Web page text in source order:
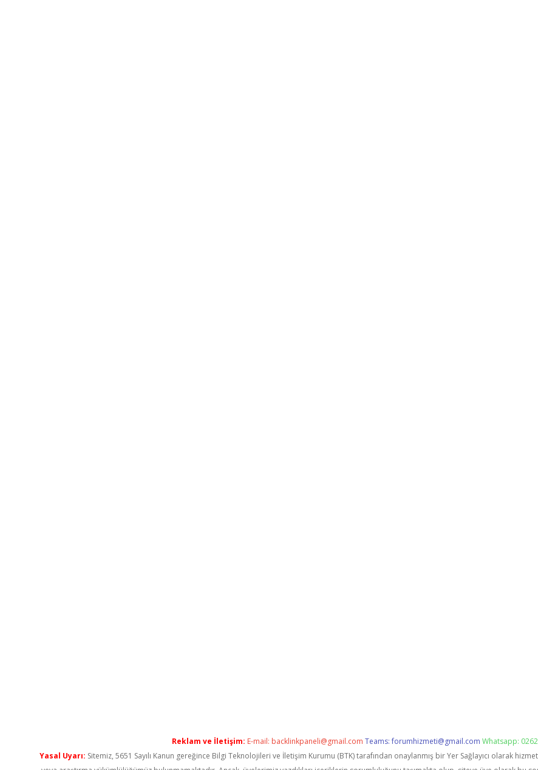
Reklam ve İletişim: E-mail: backlinkpaneli@gmail.com Teams:forumhizmeti@gmail.com Whatsapp:
Yasal Uyarı: Sitemiz, 5651 Sayılı Kanun gereğince Bilgi Teknolojileri ve İletişim Kurumu (BTK) tarafından onaylanmış bir Yer Sağlayıcı olarak